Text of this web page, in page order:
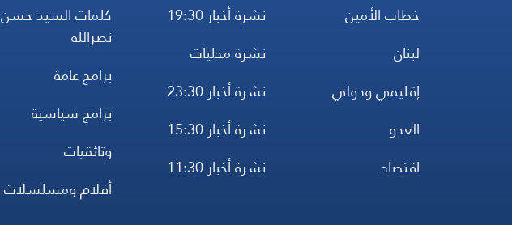
خطاب الأمين
لبنان
إقليمي ودولي
العدو
اقتصاد
نشرة أخبار 19:30
نشرة محليات
نشرة أخبار 23:30
نشرة أخبار 15:30
نشرة أخبار 11:30
كلمات السيد حسن
نصرالله
برامج عامة
برامج سياسية
وثائقيات
أفلام ومسلسلات